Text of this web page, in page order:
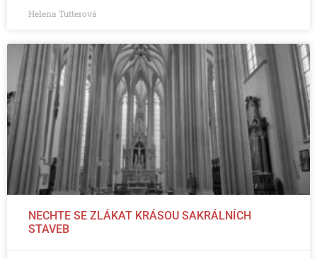
Helena Tutterová
NECHTE SE ZLÁKAT KRÁSOU SAKRÁLNÍCH
STAVEB